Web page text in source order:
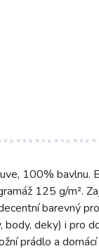
100% bavlnu.
125 g/m².
barevný
body, deky) i pro
prádlo a